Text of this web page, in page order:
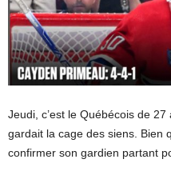
Jeudi, c’est le Québécois de
gardait la cage des siens. Bien
confirmer son gardien partant